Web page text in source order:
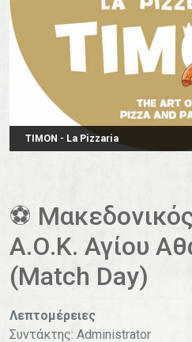
TIMON - La Pizzaria
⚽️
Α.Ο.Κ. Αγίου
(Match Day)
Λεπτομέρειες
Συντάκτης: Administrator